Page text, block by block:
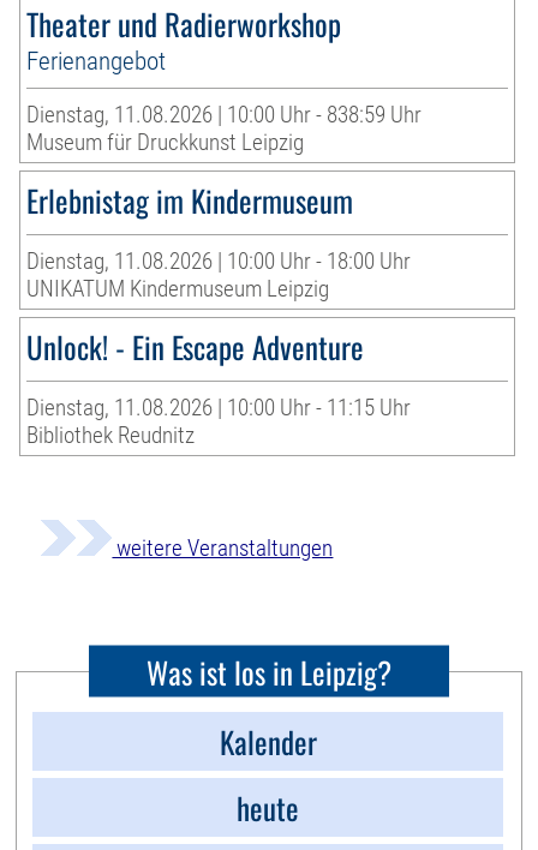
Theater und Radierworkshop
Ferienangebot
Dienstag, 11.08.2026 | 10:00 Uhr - 838:59 Uhr
Museum für Druckkunst Leipzig
Erlebnistag im Kindermuseum
Dienstag, 11.08.2026 | 10:00 Uhr - 18:00 Uhr
UNIKATUM Kindermuseum Leipzig
Unlock! - Ein Escape Adventure
Dienstag, 11.08.2026 | 10:00 Uhr - 11:15 Uhr
Bibliothek Reudnitz
weitere Veranstaltungen
Was ist los in Leipzig?
Kalender
heute